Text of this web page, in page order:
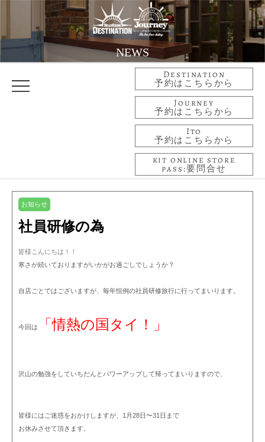
NEWS
Destination
予約はこちらから
Journey
予約はこちらから
Ito
予約はこちらから
kit online store
pass:要問合せ
お知らせ
社員研修の為
皆様こんにちは！！
寒さが続いておりますがいかがお過ごしでしょうか？
自店ごとではございますが、毎年恒例の社員研修旅行に行ってまいります。
今回は 「情熱の国タイ！」
沢山の勉強をしていちだんとパワーアップして帰ってまいりますので、
皆様にはご迷惑をおかけしますが、1月28日〜31日まで
お休みさせて頂きます。